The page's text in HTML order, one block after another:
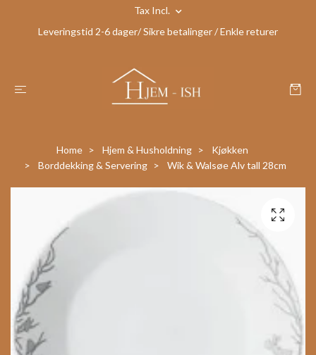
Tax Incl.
Leveringstid 2-6 dager/ Sikre betalinger / Enkle returer
Home Hjem & Husholdning
Kjøkken
Borddekking & Servering
Wik & Walsøe Alv tall 28cm